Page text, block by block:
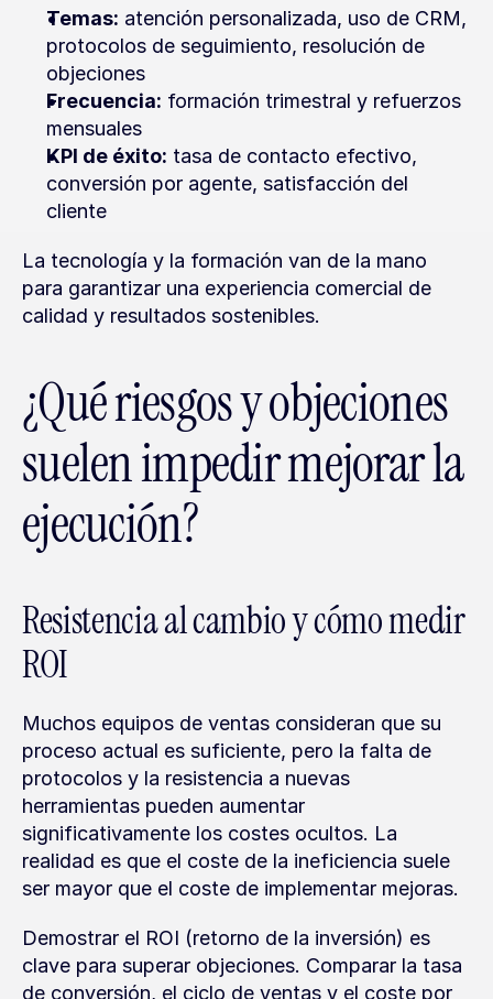
Temas: atención personalizada, uso de CRM,
protocolos de seguimiento, resolución de
objeciones
Frecuencia: formación trimestral y refuerzos
mensuales
KPI de éxito: tasa de contacto efectivo,
conversión por agente, satisfacción del
cliente
La tecnología y la formación van de la mano
para garantizar una experiencia comercial de
calidad y resultados sostenibles.
¿Qué riesgos y objeciones
suelen impedir mejorar la
ejecución?
Resistencia al cambio y cómo medir
ROI
Muchos equipos de ventas consideran que su
proceso actual es suficiente, pero la falta de
protocolos y la resistencia a nuevas
herramientas pueden aumentar
significativamente los costes ocultos. La
realidad es que el coste de la ineficiencia suele
ser mayor que el coste de implementar mejoras.
Demostrar el ROI (retorno de la inversión) es
clave para superar objeciones. Comparar la tasa
de conversión, el ciclo de ventas y el coste por